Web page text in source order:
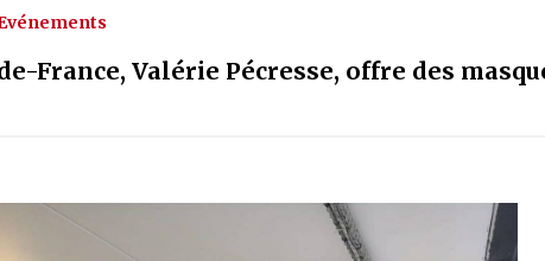
hégirien
COMMUNIQUÉ : Jeudi 19
est le premier jour de
France, Valérie Pécresse, offre des